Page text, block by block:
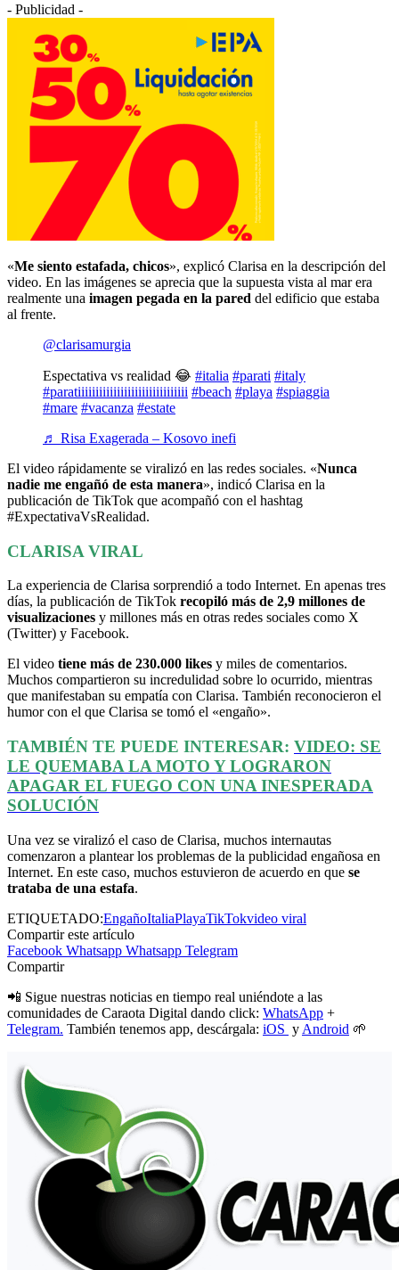
- Publicidad -
«Me siento estafada, chicos», explicó Clarisa en la descripción del
video. En las imágenes se aprecia que la supuesta vista al mar era
realmente una imagen pegada en la pared del edificio que estaba
al frente.
@clarisamurgia
Espectativa vs realidad 😂 #italia #parati #italy
#paratiiiiiiiiiiiiiiiiiiiiiiiiiiiiiii #beach #playa #spiaggia
#mare #vacanza #estate
♬ Risa Exagerada – Kosovo inefi
El video rápidamente se viralizó en las redes sociales. «Nunca
nadie me engañó de esta manera», indicó Clarisa en la
publicación de TikTok que acompañó con el hashtag
#ExpectativaVsRealidad.
CLARISA VIRAL
La experiencia de Clarisa sorprendió a todo Internet. En apenas tres
días, la publicación de TikTok recopiló más de 2,9 millones de
visualizaciones y millones más en otras redes sociales como X
(Twitter) y Facebook.
El video tiene más de 230.000 likes y miles de comentarios.
Muchos compartieron su incredulidad sobre lo ocurrido, mientras
que manifestaban su empatía con Clarisa. También reconocieron el
humor con el que Clarisa se tomó el «engaño».
TAMBIÉN TE PUEDE INTERESAR: VIDEO: SE
LE QUEMABA LA MOTO Y LOGRARON
APAGAR EL FUEGO CON UNA INESPERADA
SOLUCIÓN
Una vez se viralizó el caso de Clarisa, muchos internautas
comenzaron a plantear los problemas de la publicidad engañosa en
Internet. En este caso, muchos estuvieron de acuerdo en que se
trataba de una estafa.
ETIQUETADO:EngañoItaliaPlayaTikTokvideo viral
Compartir este artículo
Facebook Whatsapp Whatsapp Telegram
Compartir
📲 Sigue nuestras noticias en tiempo real uniéndote a las
comunidades de Caraota Digital dando click: WhatsApp +
Telegram. También tenemos app, descárgala: iOS y Android 🌱